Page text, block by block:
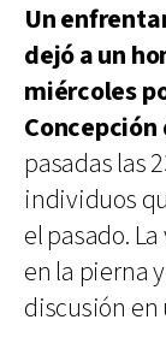
Un
dejó a un
miércoles
pasadas las
individuos
el pasado.
en la pierna
discusión